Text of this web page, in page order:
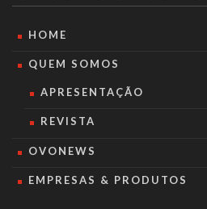
HOME
QUEM SOMOS
APRESENTAÇÃO
REVISTA
OVONEWS
EMPRESAS & PRODUTOS